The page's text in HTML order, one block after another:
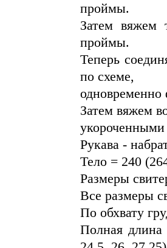
проймы.
Затем вяжем
проймы.
Теперь
по схеме,
одновременно
Затем вяжем
Рукава -
Тело = 240
Размеры
Все размеры
По обхвату
Полная длина